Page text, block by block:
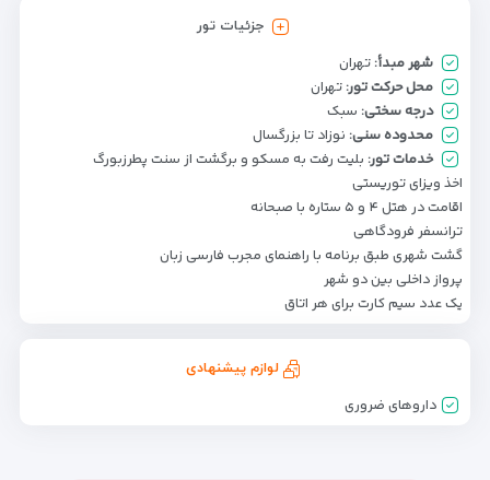
جزئیات تور
شهر مبدأ: تهران
محل حرکت تور: تهران
درجه سختی: سبک
محدوده سنی: نوزاد تا بزرگسال
خدمات تور: بلیت رفت به مسکو و برگشت از سنت پطرزبورگ
اخذ ویزای توریستی
اقامت در هتل ۴ و ۵ ستاره با صبحانه
ترانسفر فرودگاهی
گشت شهری طبق برنامه با راهنمای مجرب فارسی زبان
پرواز داخلی بین دو شهر
یک عدد سیم کارت برای هر اتاق
لوازم پیشنهادی
داروهای ضروری